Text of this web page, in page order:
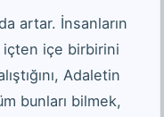
artar. İnsanların
içe birbirini
Adaletin
bunları bilmek,